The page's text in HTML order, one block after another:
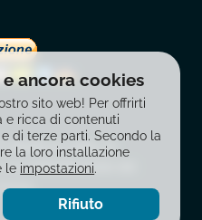
vietata la copia, la
la redistribuzione dei
ancora cookies
sito web! Per offrirti
e ricca di contenuti
di terze parti. Secondo la
la loro installazione
le impostazioni.
Rifiuto